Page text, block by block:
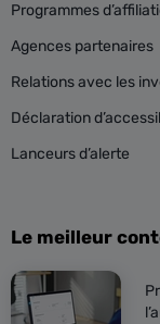
Programmes
Agences partenaires
Relations avec les
Déclaration
Lanceurs d’alerte
Le meilleur